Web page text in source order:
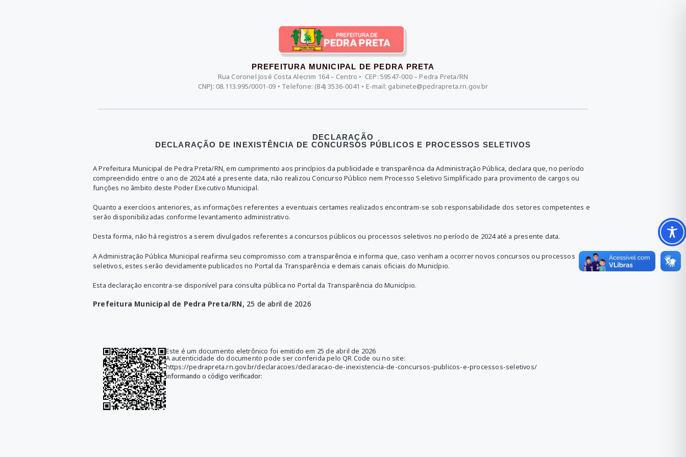
PREFEITURA MUNICIPAL DE PEDRA PRETA
Rua Coronel José Costa Alecrim 164 – Centro • CEP: 59547-000 – Pedra Preta/RN
CNPJ: 08.113.995/0001-09 • Telefone: (84) 3536-0041 • E-mail: gabinete@pedrapreta.rn.gov.br
DECLARAÇÃO
DECLARAÇÃO DE INEXISTÊNCIA DE CONCURSOS PÚBLICOS E PROCESSOS SELETIVOS
A Prefeitura Municipal de Pedra Preta/RN, em cumprimento aos princípios da publicidade e transparência da Administração Pública, declara que, no período
compreendido entre o ano de 2024 até a presente data, não realizou Concurso Público nem Processo Seletivo Simplificado para provimento de cargos ou
funções no âmbito deste Poder Executivo Municipal.
Quanto a exercícios anteriores, as informações referentes a eventuais certames realizados encontram-se sob responsabilidade dos setores competentes e
serão disponibilizadas conforme levantamento administrativo.
Desta forma, não há registros a serem divulgados referentes a concursos públicos ou processos seletivos no período de 2024 até a presente data.
A Administração Pública Municipal reafirma seu compromisso com a transparência e informa que, caso venham a ocorrer novos concursos ou processos
seletivos, estes serão devidamente publicados no Portal da Transparência e demais canais oficiais do Município.
Esta declaração encontra-se disponível para consulta pública no Portal da Transparência do Município.
Prefeitura Municipal de Pedra Preta/RN, 25 de abril de 2026
Este é um documento eletrônico foi emitido em 25 de abril de 2026
A autenticidade do documento pode ser conferida pelo QR Code ou no site:
https://pedrapreta.rn.gov.br/declaracoes/declaracao-de-inexistencia-de-concursos-publicos-e-processos-seletivos/
informando o código verificador: